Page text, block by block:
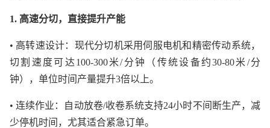
1. 高速分切，直接提升产能
• 高转速设计：现代分切机采用伺服电机和精密传动系统，
切割速度可达100-300米/分钟（传统设备约30-80米/分
钟），单位时间产量提升3倍以上。
• 连续作业：自动放卷/收卷系统支持24小时不间断生产，减
少停机时间，尤其适合紧急订单。